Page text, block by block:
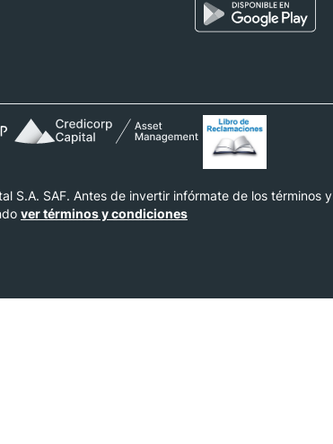
S.A. SAF. Antes de invertir infórmate de los términos y
ver términos y condiciones